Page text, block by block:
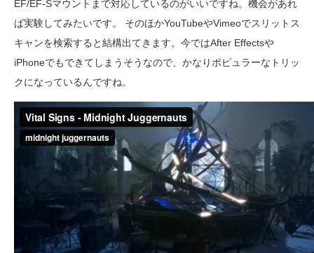
EF/EF-Sマウントまで対応しているのがいいですね。機会があれ
ば実験してみたいです。 そのほかYouTubeやVimeoでスリットス
キャンを検索すると結構出てきます。今ではAfter Effectsや
iPhoneでもできてしまうそうなので、かなりポピュラーなトリッ
クになっているんですね。